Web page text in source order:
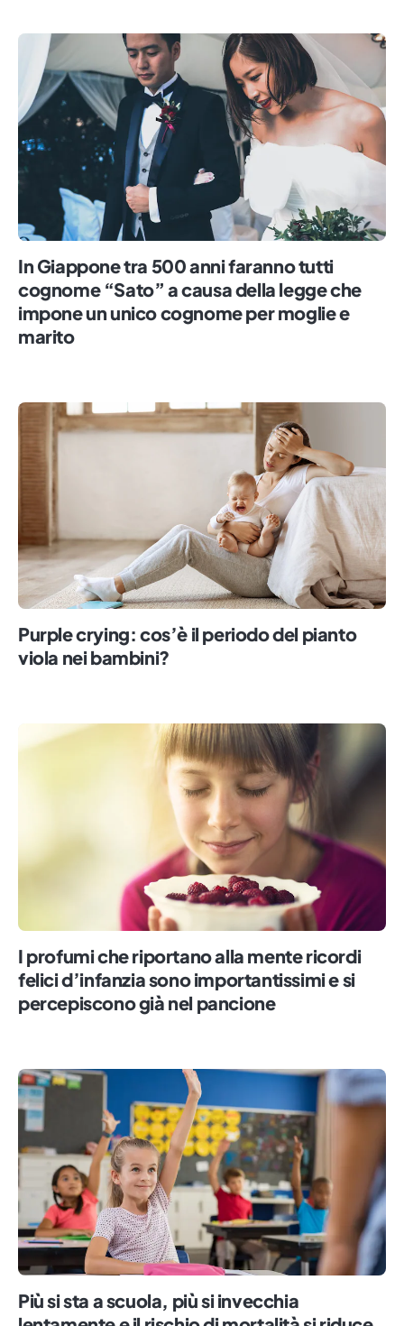
In Giappone tra 500 anni faranno tutti
cognome “Sato” a causa della legge che
impone un unico cognome per moglie e
marito
Purple crying: cos’è il periodo del pianto
viola nei bambini?
I profumi che riportano alla mente ricordi
felici d’infanzia sono importantissimi e si
percepiscono già nel pancione
Più si sta a scuola, più si invecchia